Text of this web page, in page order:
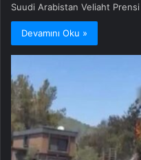
Suudi Arabistan Veliaht
Devamını Oku »